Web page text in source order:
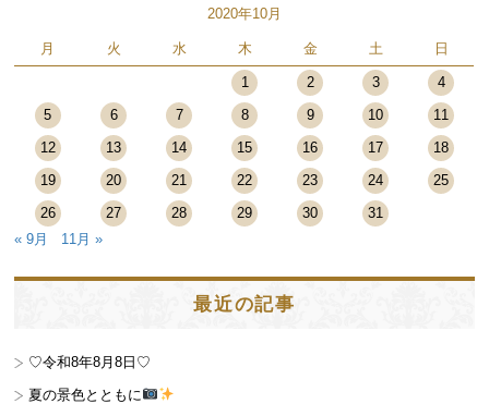
2020年10月
月 火 水 木 金 土 日
1 2 3
4
5
6 7 8 9 10
11
12
13 14 15 16 17
18
19
20 21 22 23 24
25
26
27 28 29 30
31
« 9月
11月 »
最近の記事
♡令和8年8月8日♡
夏の景色とともに